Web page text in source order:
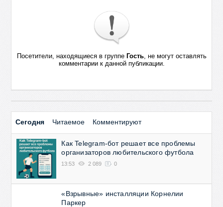
Посетители, находящиеся в группе Гость, не могут оставлять
комментарии к данной публикации.
Сегодня Читаемое Комментируют
Как Telegram-бот решает все проблемы
организаторов любительского футбола
13:53 2 089 0
«Взрывные» инсталляции Корнелии
Паркер